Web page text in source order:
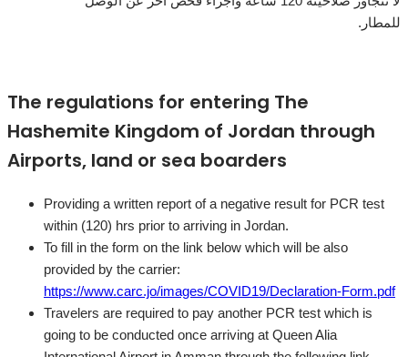
للمطار .
The regulations for entering The
Hashemite Kingdom of Jordan through
Airports, land or sea boarders
Providing a written report of a negative result for PCR test
within (120) hrs prior to arriving in Jordan.
To fill in the form on the link below which will be also
provided by the carrier:
https://www.carc.jo/images/COVID19/Declaration-Form.pdf
Travelers are required to pay another PCR test which is
going to be conducted once arriving at Queen Alia